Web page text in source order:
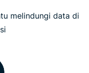
melindungi data di